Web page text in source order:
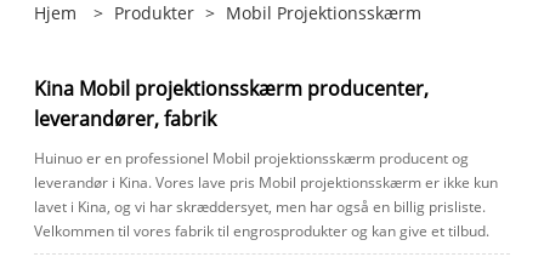
Hjem > Produkter > Mobil Projektionsskærm
Kina Mobil projektionsskærm producenter,
leverandører, fabrik
Huinuo er en professionel Mobil projektionsskærm producent og
leverandør i Kina. Vores lave pris Mobil projektionsskærm er ikke kun
lavet i Kina, og vi har skræddersyet, men har også en billig prisliste.
Velkommen til vores fabrik til engrosprodukter og kan give et tilbud.